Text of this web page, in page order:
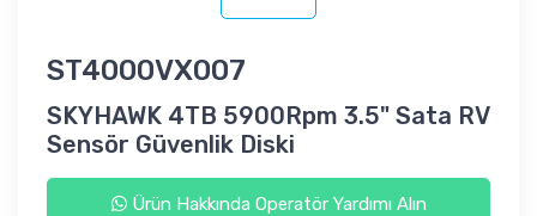
ST4000VX007
SKYHAWK 4TB 5900Rpm 3.5" Sata RV
Sensör Güvenlik Diski
Ürün Hakkında Operatör Yardımı Alın